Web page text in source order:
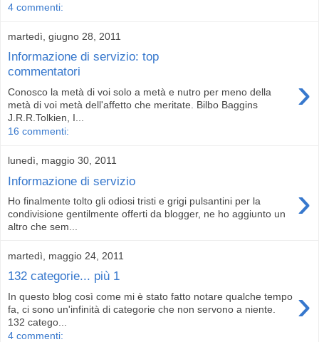
4 commenti:
martedì, giugno 28, 2011
Informazione di servizio: top
commentatori
›
Conosco la metà di voi solo a metà e nutro per meno della
metà di voi metà dell'affetto che meritate. Bilbo Baggins
J.R.R.Tolkien, I...
16 commenti:
lunedì, maggio 30, 2011
Informazione di servizio ›
Ho finalmente tolto gli odiosi tristi e grigi pulsantini per la
condivisione gentilmente offerti da blogger, ne ho aggiunto un
altro che sem...
martedì, maggio 24, 2011
132 categorie... più 1
›
In questo blog così come mi è stato fatto notare qualche tempo
fa, ci sono un'infinità di categorie che non servono a niente.
132 catego...
4 commenti: